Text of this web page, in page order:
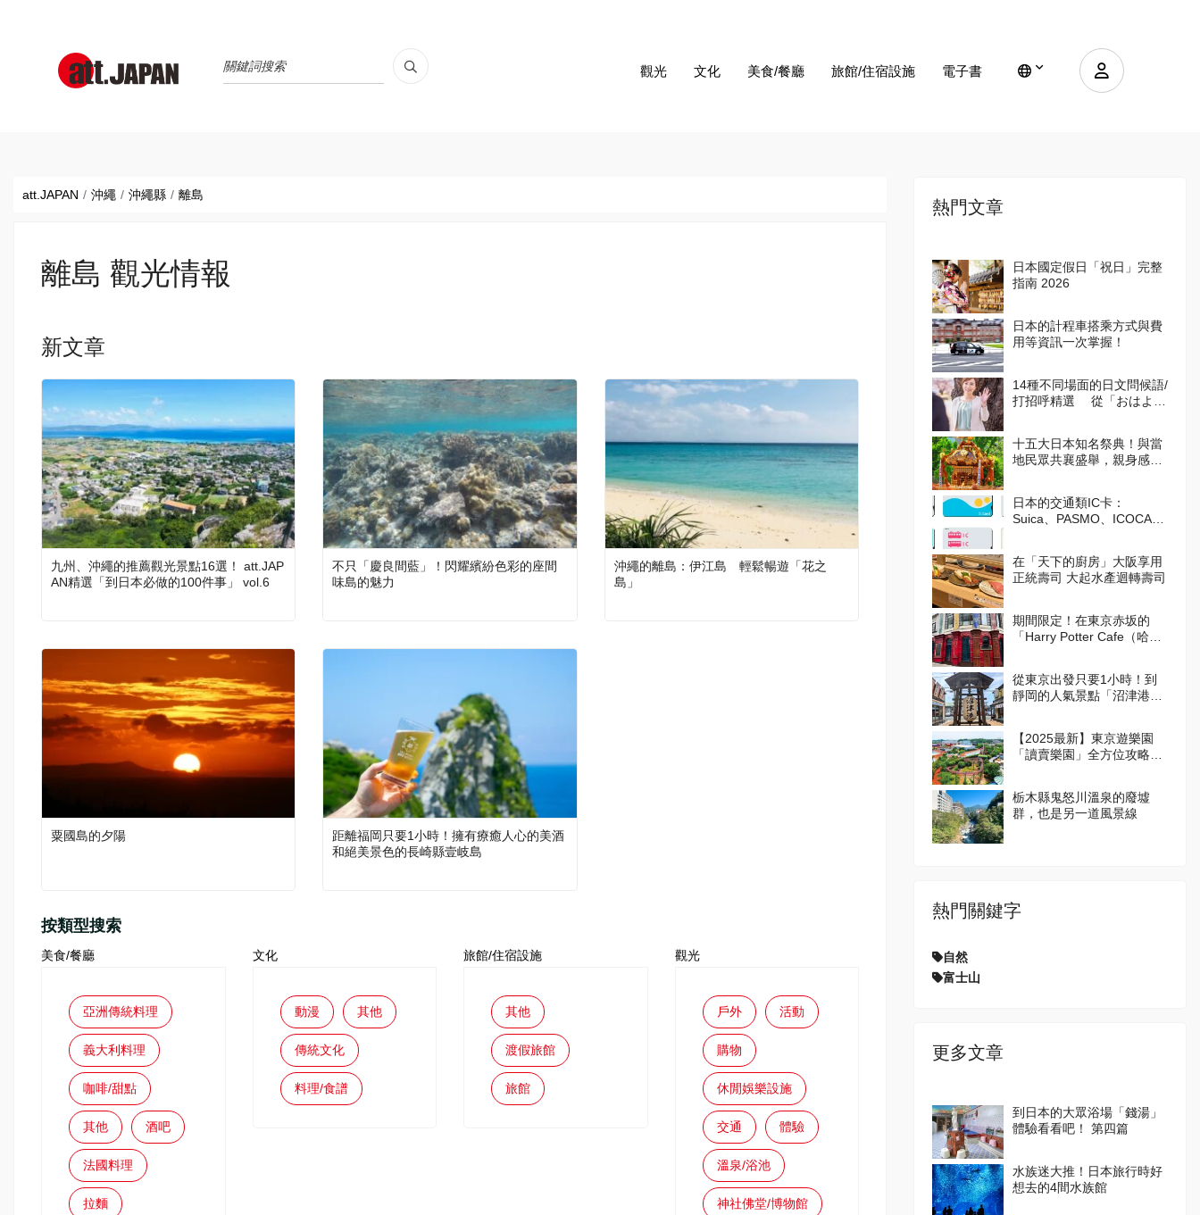
觀光 文化 美食/餐廳 旅館/住宿設施 電子書
att.JAPAN 沖繩 沖繩縣 離島
離島 觀光情報
新文章
九州、沖繩的推薦觀光景點16選！ att.JAP
AN精選「到日本必做的100件事」 vol.6
不只「慶良間藍」！閃耀繽紛色彩的座間
味島的魅力
沖繩的離島：伊江島 輕鬆暢遊「花之
島」
粟國島的夕陽
距離福岡只要1小時！擁有療癒人心的美酒
和絕美景色的長崎縣壹岐島
按類型搜索
美食/餐廳
亞洲傳統料理
義大利料理
咖啡/甜點
其他 酒吧
法國料理
拉麵
文化
動漫 其他
傳統文化
料理/食譜
旅館/住宿設施
其他
渡假旅館
旅館
觀光
戶外 活動
購物
休閒娛樂設施
交通 體驗
溫泉/浴池
神社佛堂/博物館
熱門文章
日本國定假日「祝日」完整
指南 2026
日本的計程車搭乘方式與費
用等資訊一次掌握！
14種不同場面的日文問候語/
打招呼精選 從「おはよう
十五大日本知名祭典！與當
地民眾共襄盛舉，親身感受
日本的交通類IC卡：
Suica、PASMO、ICOCA的
在「天下的廚房」大阪享用
正統壽司 大起水產迴轉壽司
期間限定！在東京赤坂的
「Harry Potter Cafe（哈利
與氣氛
從東京出發只要1小時！到
靜岡的人氣景點「沼津港」
【2025最新】東京遊樂園
「讀賣樂園」全方位攻略！
栃木縣鬼怒川溫泉的廢墟
群，也是另一道風景線
熱門關鍵字
自然
富士山
更多文章
到日本的大眾浴場「錢湯」
體驗看看吧！ 第四篇
水族迷大推！日本旅行時好
想去的4間水族館